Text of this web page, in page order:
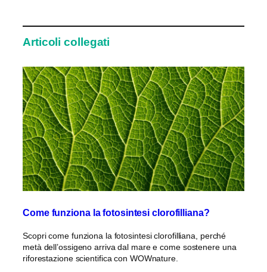
Articoli collegati
Come funziona la fotosintesi clorofilliana?
Scopri come funziona la fotosintesi clorofilliana, perché
metà dell’ossigeno arriva dal mare e come sostenere una
riforestazione scientifica con WOWnature.